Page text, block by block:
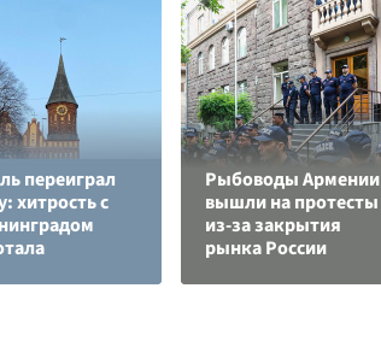
переиграл
хитрость с
Рыбоводы Армении
вышли на протесты
из-за закрытия
рынка России